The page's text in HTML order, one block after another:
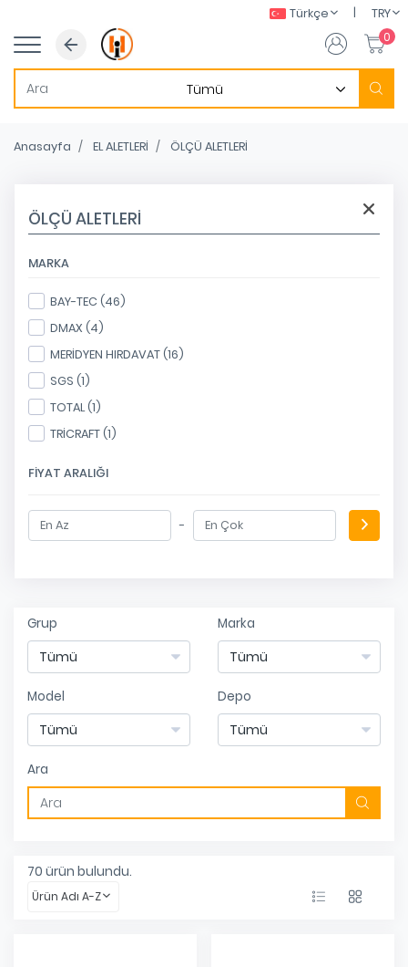
Türkçe |
TRY
0
Anasayfa EL ALETLERİ ÖLÇÜ ALETLERİ
ÖLÇÜ ALETLERİ
MARKA
BAY-TEC (46)
DMAX (4)
MERİDYEN HIRDAVAT (16)
SGS (1)
TOTAL (1)
TRİCRAFT (1)
FIYAT ARALIĞI
-
Grup Marka
Model Depo
Ara
70 ürün bulundu.
Ürün Adı A-Z